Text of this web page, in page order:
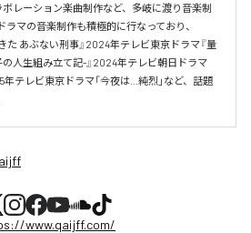
ボレーション楽曲制作など、多岐に渡り音楽制
マの音楽制作も積極的に行なっており、
た あぶない刑事』2024年テレビ東京ドラマ『量
人生組み立て記-』2024年テレビ朝日ドラマ
年テレビ東京ドラマ「今夜は…純烈」など、話題
www.qaijff.com/